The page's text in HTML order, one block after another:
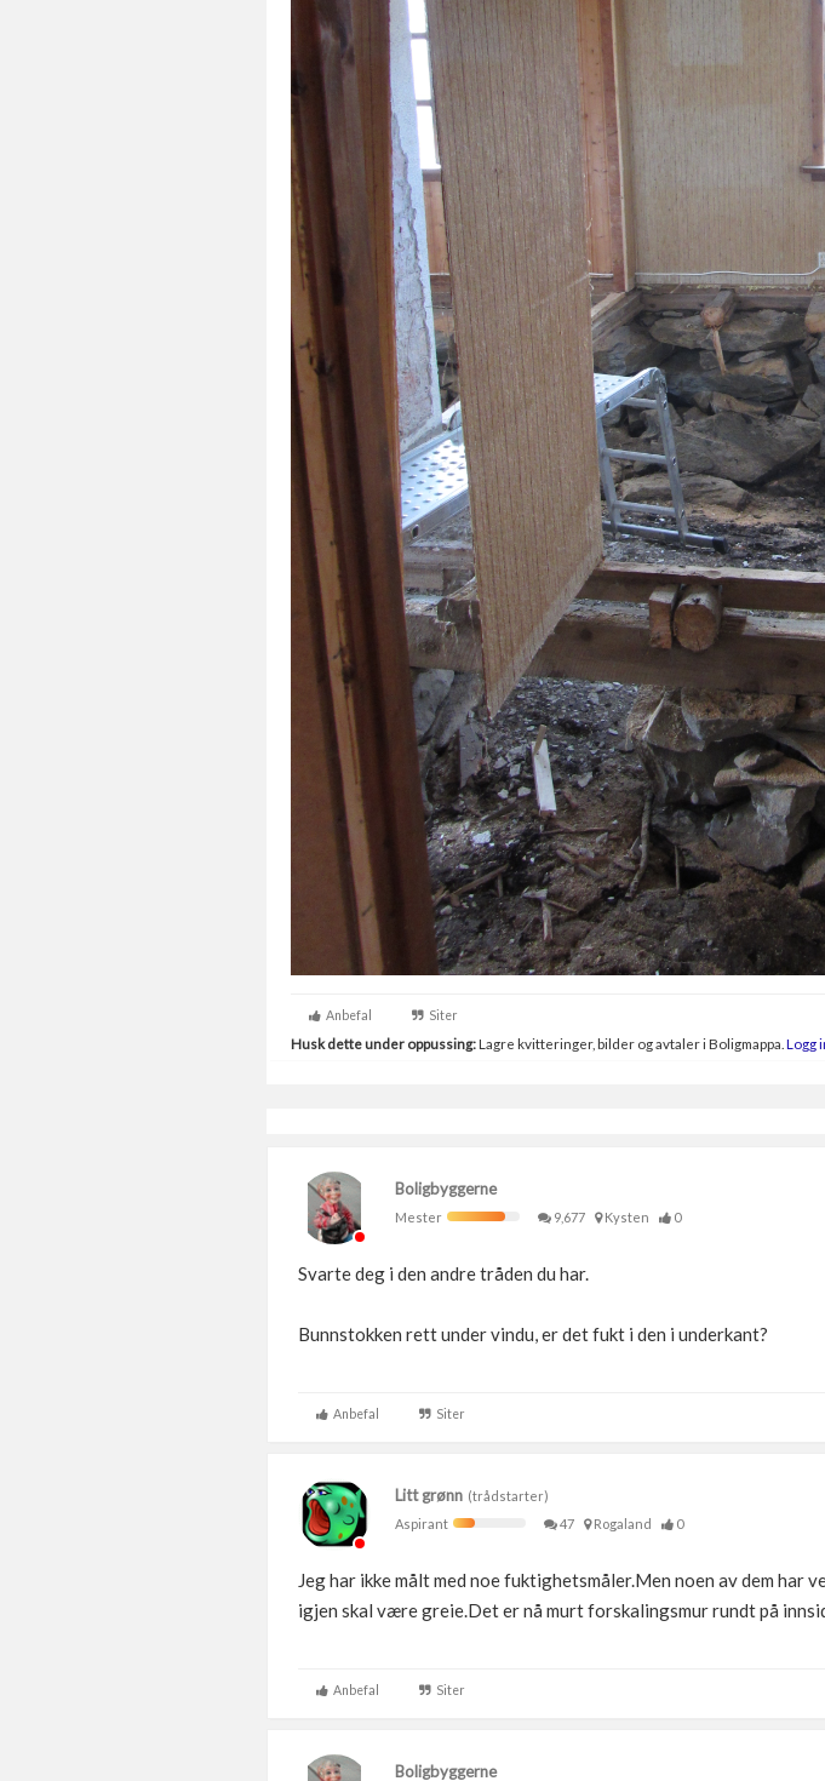
Anbefal Siter
Husk dette under oppussing:Lagre kvitteringer, bilder og avtaler i Boligmappa. Logg
Boligbyggerne
Mester
9,677 Kysten 0
Svarte deg i den andre tråden du har.
Bunnstokken rett under vindu, er det fukt i den i underkant?
Anbefal Siter
Litt grønn (trådstarter)
Aspirant
47 Rogaland 0
Jeg har ikke målt med noe fuktighetsmåler.Men noen av dem
igjen skal være greie.Det er nå murt forskalingsmur rundt på
Anbefal Siter
Boligbyggerne